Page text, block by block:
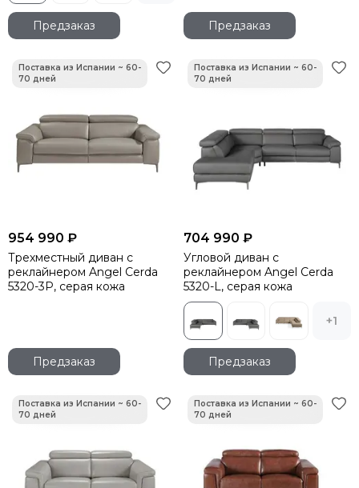
Предзаказ Предзаказ
954 990 ₽
Трехместный диван с
реклайнером Angel Cerda
5320-3P, серая кожа
Предзаказ
704 990 ₽
Угловой диван с
реклайнером Angel Cerda
5320-L, серая кожа
+1
Предзаказ